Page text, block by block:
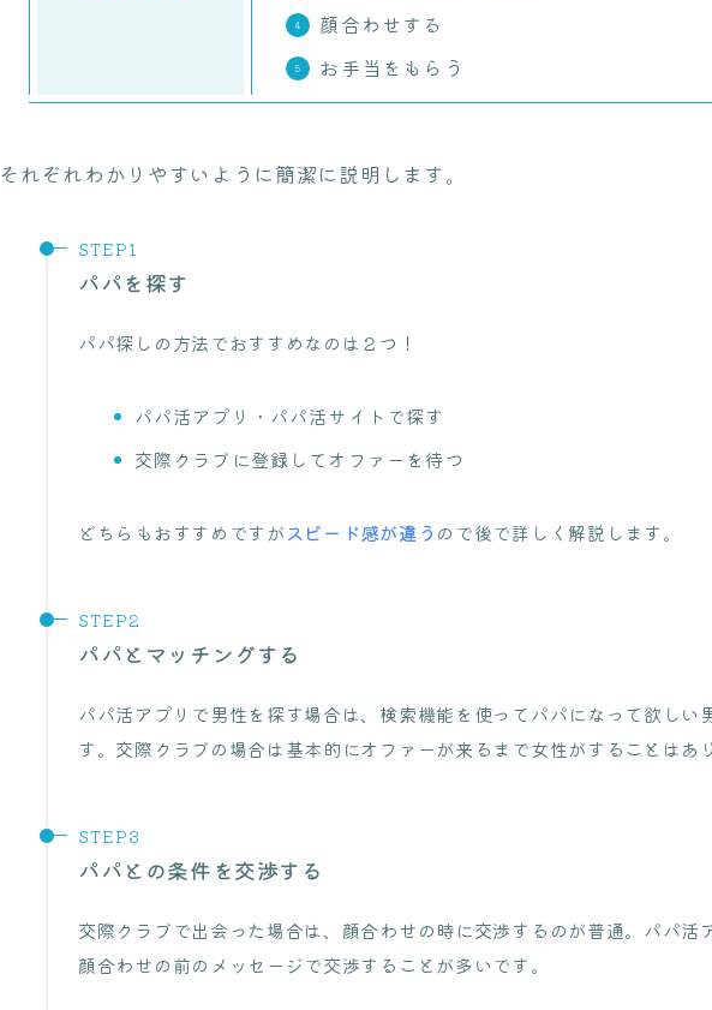
顔合わせする
お手当をもらう
それぞれわかりやすいように簡潔に説明します。
パパを探す
パパ探しの方法でおすすめなのは２つ！
パパ活アプリ・パパ活サイトで探す
交際クラブに登録してオファーを待つ
どちらもおすすめですがスピード感が違う ので後で詳しく解説します。
パパとマッチングする
パパ活アプリで男性を探す場合は、検索機能を使ってパパになって欲しい
す。交際クラブの場合は基本的にオファーが来るまで女性がすることはあ
パパとの条件を交渉する
交際クラブで出会った場合は、顔合わせの時に交渉するのが普通。パパ活
顔合わせの前のメッセージで交渉することが多いです。